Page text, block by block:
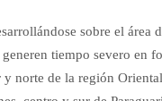
sobre el
tiempo severo en
norte de la región